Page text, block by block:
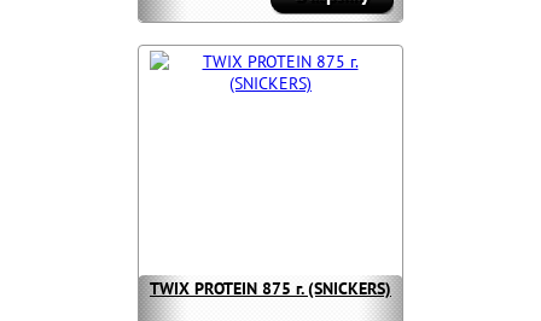
TWIX PROTEIN 875 г. (SNICKERS)